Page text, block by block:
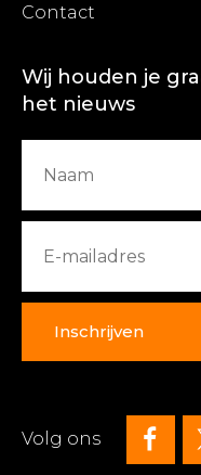
Contact
Wij houden je
het nieuws
Inschrijven
Volg ons